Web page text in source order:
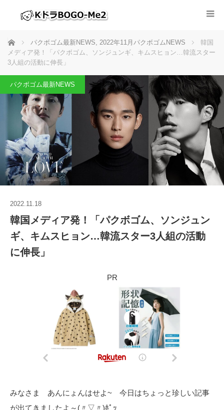
ホーム パクボゴム最新NEWS, 2022年11月パクボゴムNEWS
韓国
メディア発！「パクボゴム、ソンジュンギ、キムスヒョン…韓流スター
3人組の活動に伸長」
パクボゴム最新NEWS
2022.11.18
韓国メディア発！「パクボゴム、ソンジュン
ギ、キムスヒョン…韓流スター3人組の活動
に伸長」
PR
みなさま あんにょんはせよ~ 今日はちょっと珍しい記事
が出てきましたよ～(〃▽〃)ﾎﾟｯ